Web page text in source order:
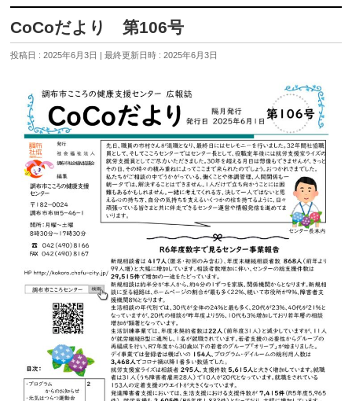
CoCoだより 第106号
投稿日 : 2025年6月3日 最終更新日時 : 2025年6月3日